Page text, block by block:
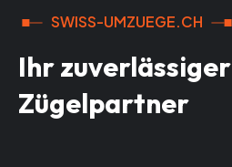
SWISS-UMZUEGE.CH
Ihr zuverlässiger
Zügelpartner